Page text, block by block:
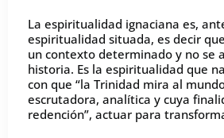
La espiritualidad ignaciana es,
espiritualidad situada, es decir
un contexto determinado y no se
historia. Es la espiritualidad que
con que “la Trinidad mira al
escrutadora, analítica y cuya
redención”, actuar para